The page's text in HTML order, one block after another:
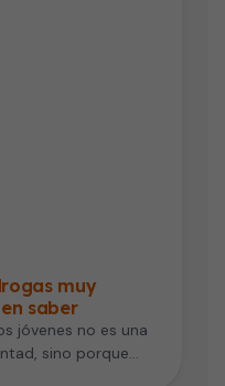
muy
saber
jóvenes no es una
sino porque…